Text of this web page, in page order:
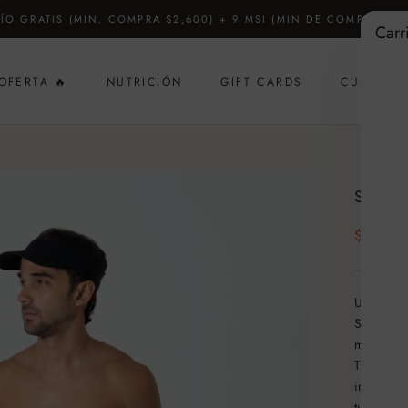
GRATIS (MIN. COMPRA $2,600) + 9 MSI (MIN DE COMPRA
🔥 NUTRICIÓN GIFT CARDS CUSTOM
$ 750
Una
Su tejido
Titán 2.0